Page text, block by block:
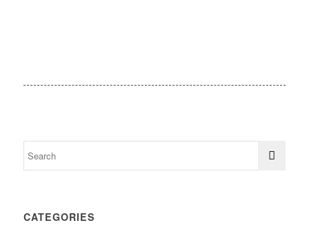
CATEGORIES